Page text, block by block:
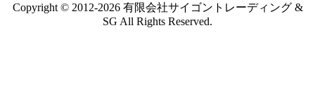
Copyright © 2012-2026 有限会社サイゴントレーディング &
SG All Rights Reserved.